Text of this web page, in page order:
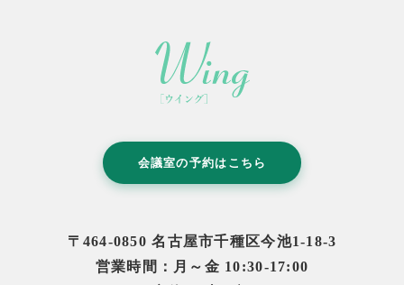
会議室の予約はこちら
〒464-0850 名古屋市千種区今池1-18-3
営業時間：月～金 10:30-17:00